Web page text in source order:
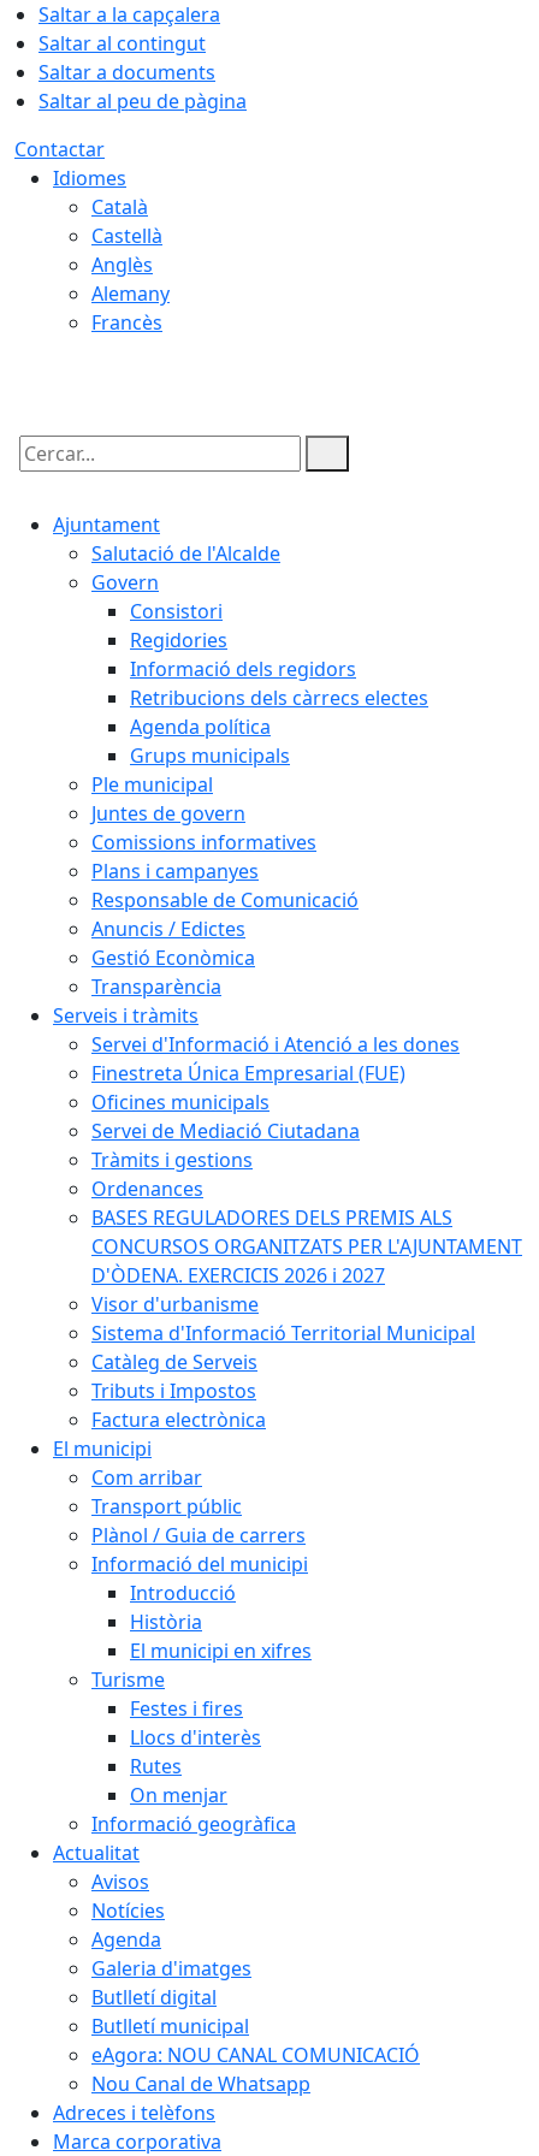
Saltar a la capçalera
Saltar al contingut
Saltar a documents
Saltar al peu de pàgina
Contactar
Idiomes
Català
Castellà
Anglès
Alemany
Francès
Cercar:
Ajuntament
Salutació de l'Alcalde
Govern
Consistori
Regidories
Informació dels regidors
Retribucions dels càrrecs electes
Agenda política
Grups municipals
Ple municipal
Juntes de govern
Comissions informatives
Plans i campanyes
Responsable de Comunicació
Anuncis / Edictes
Gestió Econòmica
Transparència
Serveis i tràmits
Servei d'Informació i Atenció a les dones
Finestreta Única Empresarial (FUE)
Oficines municipals
Servei de Mediació Ciutadana
Tràmits i gestions
Ordenances
BASES REGULADORES DELS PREMIS ALS
CONCURSOS ORGANITZATS PER L'AJUNTAMENT
D'ÒDENA. EXERCICIS 2026 i 2027
Visor d'urbanisme
Sistema d'Informació Territorial Municipal
Catàleg de Serveis
Tributs i Impostos
Factura electrònica
El municipi
Com arribar
Transport públic
Plànol / Guia de carrers
Informació del municipi
Introducció
Història
El municipi en xifres
Turisme
Festes i fires
Llocs d'interès
Rutes
On menjar
Informació geogràfica
Actualitat
Avisos
Notícies
Agenda
Galeria d'imatges
Butlletí digital
Butlletí municipal
eAgora: NOU CANAL COMUNICACIÓ
Nou Canal de Whatsapp
Adreces i telèfons
Marca corporativa